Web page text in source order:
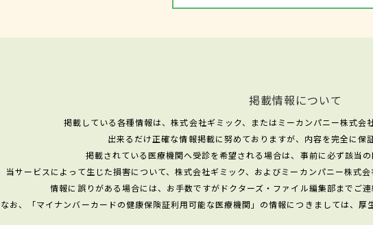
掲載情報について
掲載している各種情報は、株式会社ギミック、またはミーカンパニー株式会
出来るだけ正確な情報掲載に努めておりますが、内容を完全に保
掲載されている医療機関へ受診を希望される場合は、事前に必ず該当の
当サービスによって生じた損害について、株式会社ギミック、およびミーカンパニー株式
情報に誤りがある場合には、お手数ですがドクターズ・ファイル編集部までご
なお、「マイナンバーカードの健康保険証利用可能な医療機関」の情報につきましては、厚